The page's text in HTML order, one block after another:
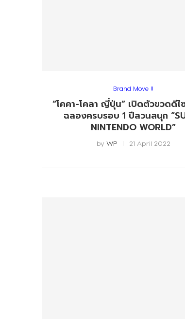
Brand Move !!
“โคคา-โคลา ญี่ปุ่น” เปิดตัวขวดดี
ฉลองครบรอบ 1 ปีสวนสนุก
NINTENDO WORLD”
by WP 21 April 2022